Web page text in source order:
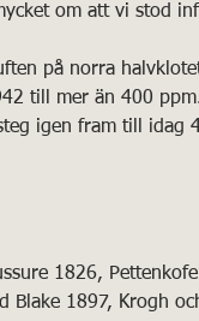
om att vi stod
på norra
till mer än 400
igen fram till idag
1826,
1897, Krogh